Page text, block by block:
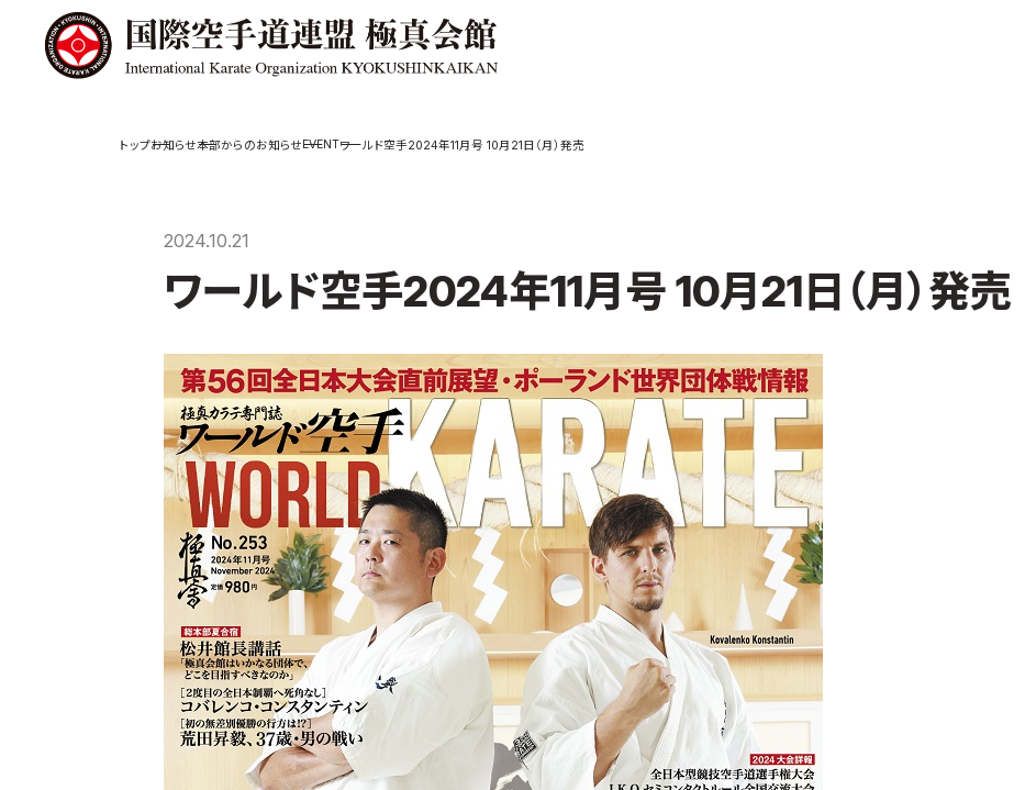
大山倍達総裁 紹
介
極真の歴史
国際空手道連盟に
ついて
公式記録
試合規則
入門のご案内
青少年部・保護者
の方へ
一般の部・壮年部
の方
会員制度
お知らせ本部からのお知らせEVENTワールド空手2024年11月号 10月21日（月）発売
2024.10.21
ワールド空手2024年11月号 10月21日（月）発売